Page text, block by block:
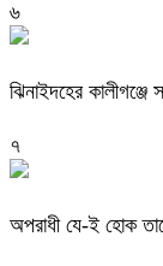
৬
ঝিনাইদহের কালীগঞ্জে
৭
অপরাধী যে-ই হোক